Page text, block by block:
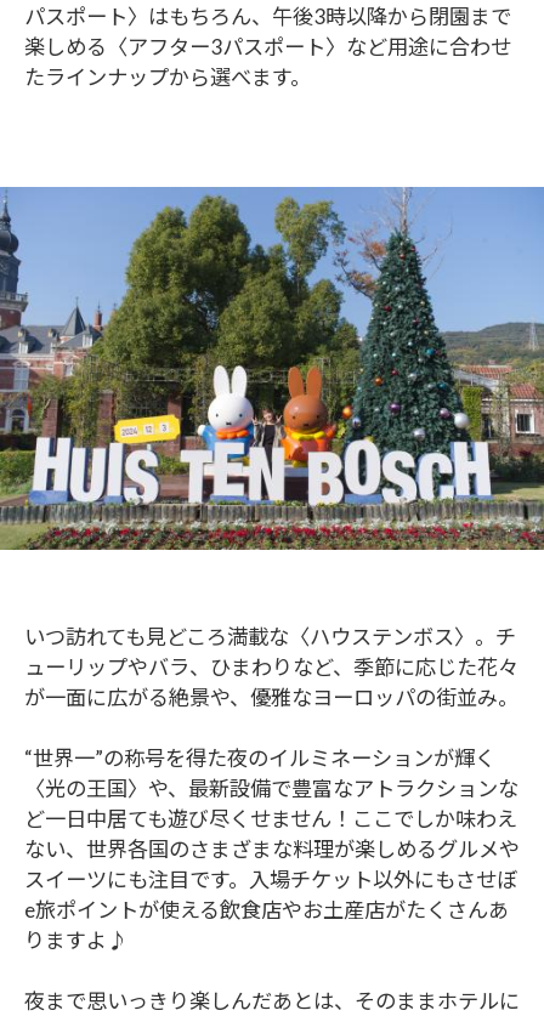
パスポート〉はもちろん、午後3時以降から閉園まで
楽しめる〈アフター3パスポート〉など用途に合わせ
たラインナップから選べます。
いつ訪れても見どころ満載な〈ハウステンボス〉。チ
ューリップやバラ、ひまわりなど、季節に応じた花々
が一面に広がる絶景や、優雅なヨーロッパの街並み。
“世界一”の称号を得た夜のイルミネーションが輝く
〈光の王国〉や、最新設備で豊富なアトラクションな
ど一日中居ても遊び尽くせません！ここでしか味わえ
ない、世界各国のさまざまな料理が楽しめるグルメや
スイーツにも注目です。入場チケット以外にもさせぼ
e旅ポイントが使える飲食店やお土産店がたくさんあ
りますよ♪
夜まで思いっきり楽しんだあとは、そのままホテルに